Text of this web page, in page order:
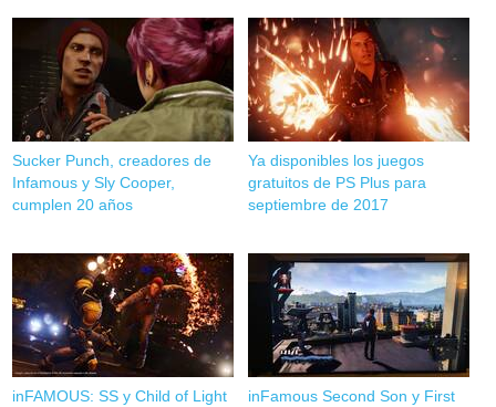
Sucker Punch, creadores de
Infamous y Sly Cooper,
cumplen 20 años
Ya disponibles los juegos
gratuitos de PS Plus para
septiembre de 2017
inFAMOUS: SS y Child of Light
inFamous Second Son y First